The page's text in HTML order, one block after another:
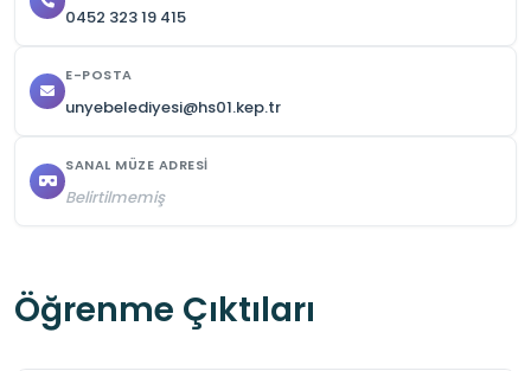
0452 323 19 415
E-POSTA
unyebelediyesi@hs01.kep.tr
SANAL MÜZE ADRESI
Belirtilmemiş
Öğrenme Çıktıları